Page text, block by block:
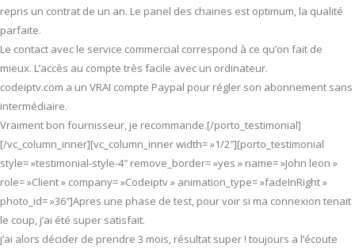
repris un contrat de un an. Le panel des chaines est optimum, la qualité
parfaite.
Le contact avec le service commercial correspond à ce qu’on fait de
mieux. L’accès au compte très facile avec un ordinateur.
codeiptv.com a un VRAI compte Paypal pour régler son abonnement sans
intermédiaire.
Vraiment bon fournisseur, je recommande.[/porto_testimonial]
[/vc_column_inner][vc_column_inner width= »1/2″][porto_testimonial
style= »testimonial-style-4″ remove_border= »yes » name= »John leon »
role= »Client » company= »Codeiptv » animation_type= »fadeInRight »
photo_id= »36″]Apres une phase de test, pour voir si ma connexion tenait
le coup, j’ai été super satisfait.
j’ai alors décider de prendre 3 mois, résultat super ! toujours a l’écoute